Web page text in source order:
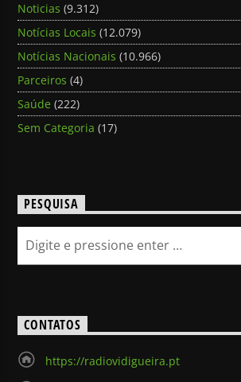
Noticias (9.312)
Notícias Locais (12.079)
Notícias Nacionais (10.966)
Parceiros (4)
Saúde (222)
Sem Categoria (17)
PESQUISA
CONTATOS
https://radiovidigueira.pt